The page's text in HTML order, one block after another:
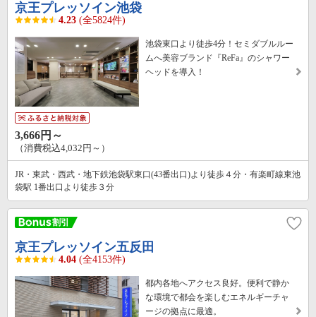
京王プレッソイン池袋
4.23 (全5824件)
池袋東口より徒歩4分！セミダブルルー
ムへ美容ブランド『ReFa』のシャワー
ヘッドを導入！
3,666円～
（消費税込4,032円～）
JR・東武・西武・地下鉄池袋駅東口(43番出口)より徒歩４分・有楽町線東池
袋駅 1番出口より徒歩３分
京王プレッソイン五反田
4.04 (全4153件)
都内各地へアクセス良好。便利で静か
な環境で都会を楽しむエネルギーチャ
ージの拠点に最適。